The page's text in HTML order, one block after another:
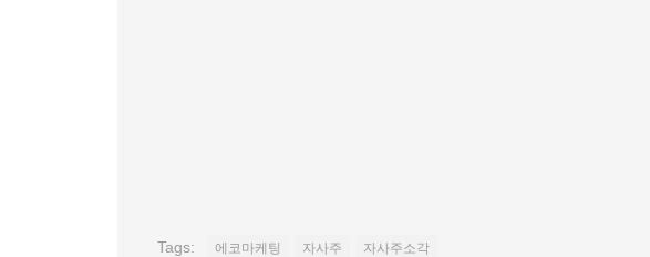
Tags: 에코마케팅 자사주 자사주소각